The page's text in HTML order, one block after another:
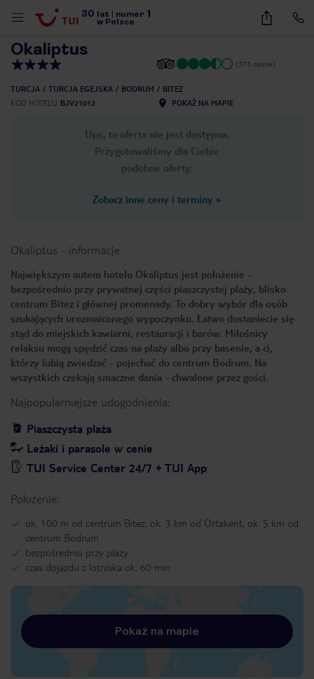
30 lat numer 1
w Polsce
20
Okaliptus
(373 opinie)
TURCJA TURCJA EGEJSKA BODRUM
BITEZ
KOD HOTELU BJV21012 POKAŻ NA MAPIE
Ups, ta oferta nie jest dostępna.
Przygotowaliśmy dla Ciebie
podobne oferty:
Zobacz inne ceny i terminy »
Okaliptus - informacje
Największym autem hotelu Okaliptus jest położenie -
bezpośrednio przy prywatnej części piaszczystej plaży, blisko
centrum Bitez i głównej promenady. To dobry wybór dla osób
szukających urozmaiconego wypoczynku. Łatwo dostaniecie się
stąd do miejskich kawiarni, restauracji i barów. Miłośnicy
relaksu mogą spędzić czas na plaży albo przy basenie, a ci,
którzy lubią zwiedzać - pojechać do centrum Bodrum. Na
wszystkich czekają smaczne dania - chwalone przez gości.
Najpopularniejsze udogodnienia:
Piaszczysta plaża
Leżaki i parasole w cenie
TUI Service Center 24/7 + TUI App
Położenie:
ok. 100 m od centrum Bitez, ok. 3 km od Ortakent, ok. 5 km od
centrum Bodrum
bezpośrednio przy plaży
czas dojazdu z lotniska ok. 60 min
Pokaż na mapie